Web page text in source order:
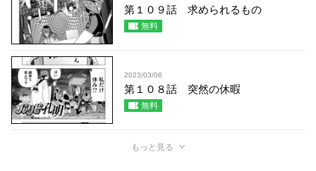
第１０９話 求められるもの
無料
2023/03/06
第１０８話 突然の休暇
無料
もっと見る